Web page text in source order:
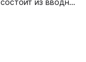
из вводной
посвящена